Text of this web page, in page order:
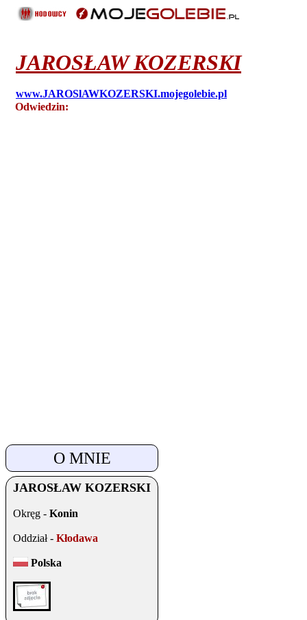
JAROSŁAWKOZERSKI
www.JAROSlAWKOZERSKI.mojegolebie.pl
Odwiedzin:
O MNIE
JAROSŁAW KOZERSKI
Okręg - Konin
Oddział - Kłodawa
Polska